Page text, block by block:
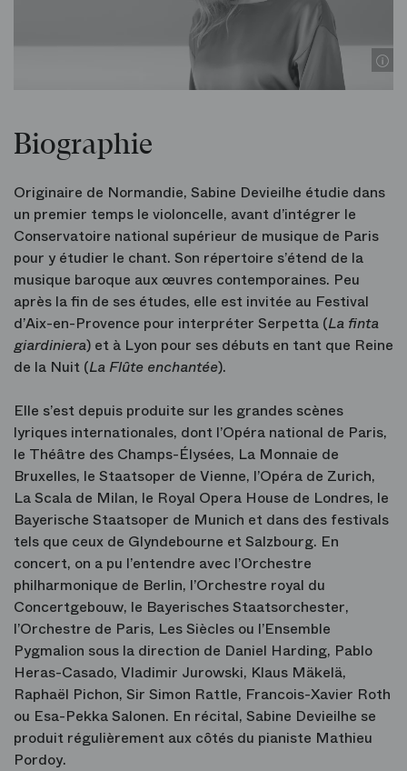
Biographie
Originaire de Normandie, Sabine Devieilhe étudie dans
un premier temps le violoncelle, avant d’intégrer le
Conservatoire national supérieur de musique de Paris
pour y étudier le chant. Son répertoire s’étend de la
musique baroque aux œuvres contemporaines. Peu
après la fin de ses études, elle est invitée au Festival
d’Aix-en-Provence pour interpréter Serpetta (La finta
giardiniera) et à Lyon pour ses débuts en tant que Reine
de la Nuit (La Flûte enchantée).
Elle s’est depuis produite sur les grandes scènes
lyriques internationales, dont l’Opéra national de Paris,
le Théâtre des Champs-Élysées, La Monnaie de
Bruxelles, le Staatsoper de Vienne, l’Opéra de Zurich,
La Scala de Milan, le Royal Opera House de Londres, le
Bayerische Staatsoper de Munich et dans des festivals
tels que ceux de Glyndebourne et Salzbourg. En
concert, on a pu l’entendre avec l’Orchestre
philharmonique de Berlin, l’Orchestre royal du
Concertgebouw, le Bayerisches Staatsorchester,
l’Orchestre de Paris, Les Siècles ou l’Ensemble
Pygmalion sous la direction de Daniel Harding, Pablo
Heras-Casado, Vladimir Jurowski, Klaus Mäkelä,
Raphaël Pichon, Sir Simon Rattle, Francois-Xavier Roth
ou Esa-Pekka Salonen. En récital, Sabine Devieilhe se
produit régulièrement aux côtés du pianiste Mathieu
Pordoy.